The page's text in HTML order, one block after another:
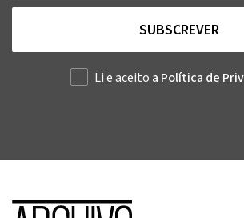
SUBSCREVER
Li e aceito a Política de